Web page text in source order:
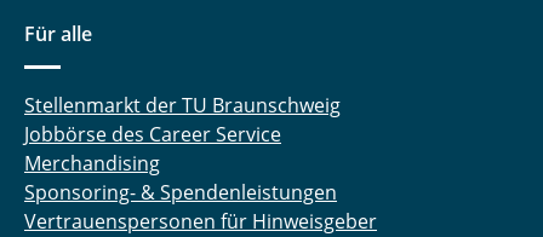
Für alle
Stellenmarkt der TU Braunschweig
Jobbörse des Career Service
Merchandising
Sponsoring- & Spendenleistungen
Vertrauenspersonen für Hinweisgeber